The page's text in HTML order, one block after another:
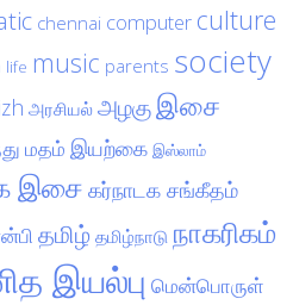
chennai computer culture
life music parents society
அரசியல் அழகுஇசை
மதம் இயற்கை இஸ்லாம்
இசை கர்நாடக சங்கீதம்
தமிழ் தமிழ்நாடு நாகரிகம்
இயல்பு மென்பொருள்